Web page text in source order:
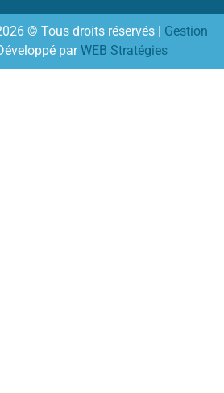
© Tous droits réservés | Gestion
parWEB Stratégies